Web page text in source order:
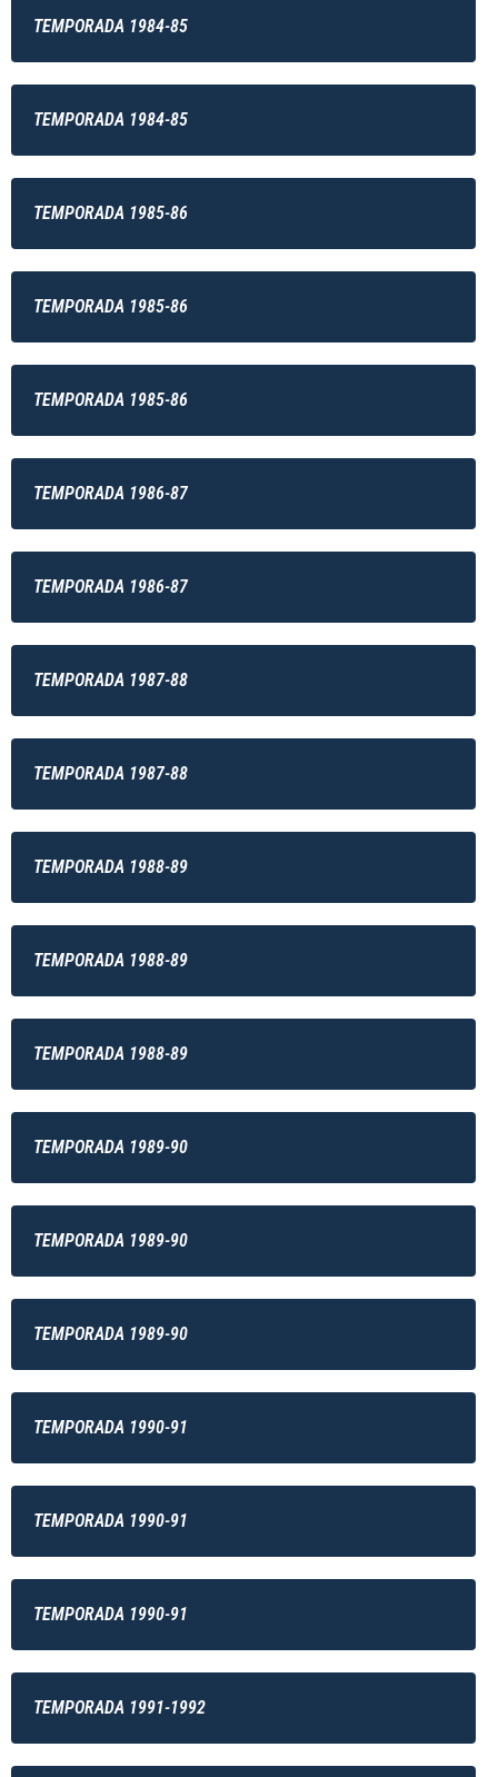
TEMPORADA 1984-85
TEMPORADA 1984-85
TEMPORADA 1985-86
TEMPORADA 1985-86
TEMPORADA 1985-86
TEMPORADA 1986-87
TEMPORADA 1986-87
TEMPORADA 1987-88
TEMPORADA 1987-88
TEMPORADA 1988-89
TEMPORADA 1988-89
TEMPORADA 1988-89
TEMPORADA 1989-90
TEMPORADA 1989-90
TEMPORADA 1989-90
TEMPORADA 1990-91
TEMPORADA 1990-91
TEMPORADA 1990-91
TEMPORADA 1991-1992